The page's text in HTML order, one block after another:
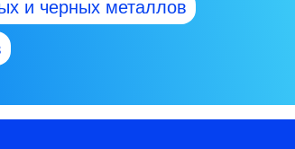
и черных металлов